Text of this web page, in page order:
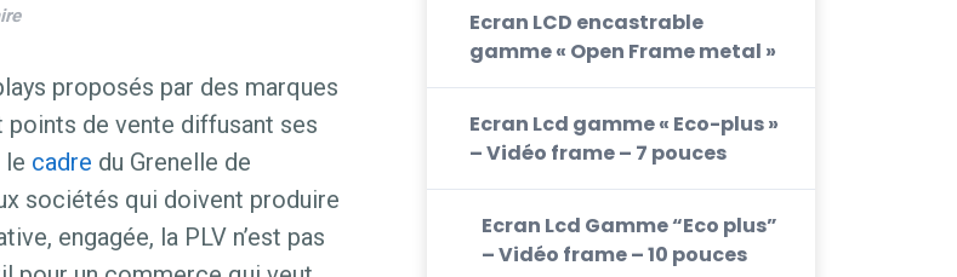
proposés par des marques
points de vente diffusant ses
le cadre du Grenelle de
sociétés qui doivent produire
engagée, la PLV n’est pas
Ecran LCD encastrable
gamme « Open Frame metal »
Ecran Lcd gamme « Eco-plus »
– Vidéo frame – 7 pouces
Ecran Lcd Gamme “Eco plus”
– Vidéo frame – 10 pouces